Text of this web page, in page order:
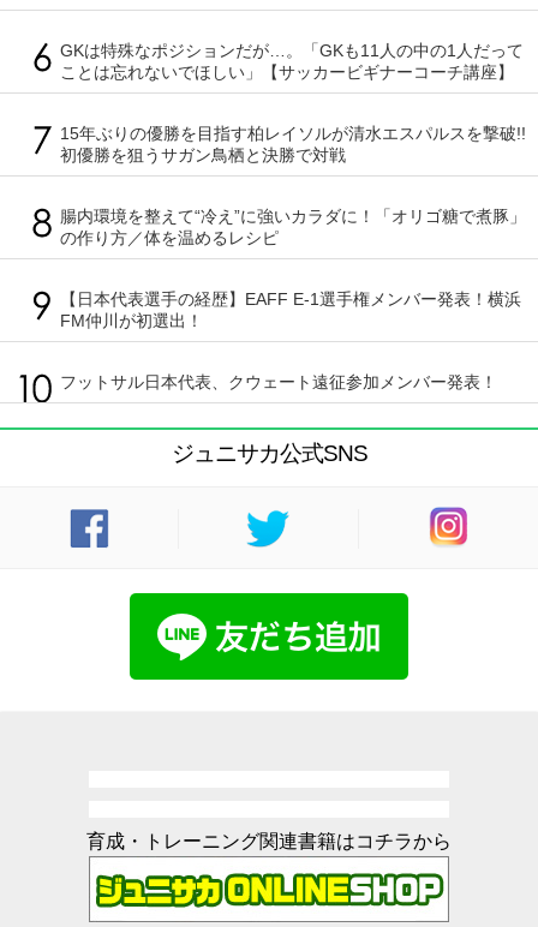
GKは特殊なポジションだが…。「GKも11人の中の1人だって
ことは忘れないでほしい」【サッカービギナーコーチ講座】
15年ぶりの優勝を目指す柏レイソルが清水エスパルスを撃破!!
初優勝を狙うサガン鳥栖と決勝で対戦
腸内環境を整えて“冷え”に強いカラダに！「オリゴ糖で煮豚」
の作り方／体を温めるレシピ
【日本代表選手の経歴】EAFF E-1選手権メンバー発表！横浜
FM仲川が初選出！
フットサル日本代表、クウェート遠征参加メンバー発表！
ジュニサカ公式SNS
育成・トレーニング関連書籍はコチラから